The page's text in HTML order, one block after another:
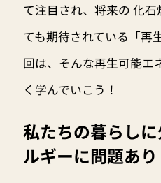
て注目され、将来の 化
ても期待されている「再
回は、そんな再生可能エ
く学んでいこう！
私たちの暮らし
ルギーに問題あり